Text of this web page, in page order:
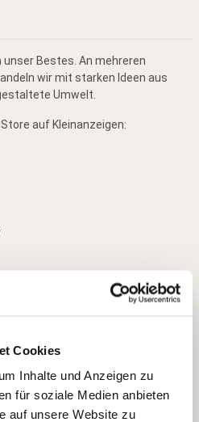
Cookies
Inhalte und Anzeigen zu
für soziale Medien anbieten
auf unsere Website zu
Bestes. An mehreren
wir mit starken Ideen aus
Umwelt.
auf Kleinanzeigen:
Onlineshop: